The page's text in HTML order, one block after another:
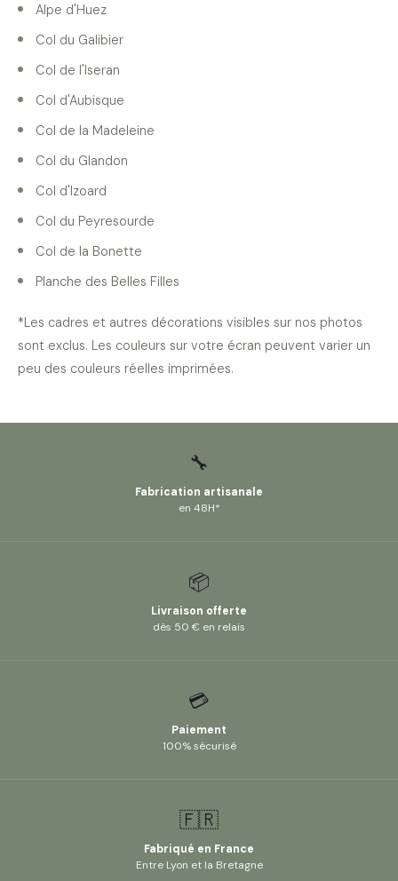
Alpe d'Huez
Col du Galibier
Col de l'Iseran
Col d'Aubisque
Col de la Madeleine
Col du Glandon
Col d'Izoard
Col du Peyresourde
Col de la Bonette
Planche des Belles Filles
*Les cadres et autres décorations visibles sur nos photos
sont exclus. Les couleurs sur votre écran peuvent varier un
peu des couleurs réelles imprimées.
🔧
Fabrication artisanale
en 48H*
📦
Livraison offerte
dès 50 € en relais
💳
Paiement
100% sécurisé
🇫🇷
Fabriqué en France
Entre Lyon et la Bretagne